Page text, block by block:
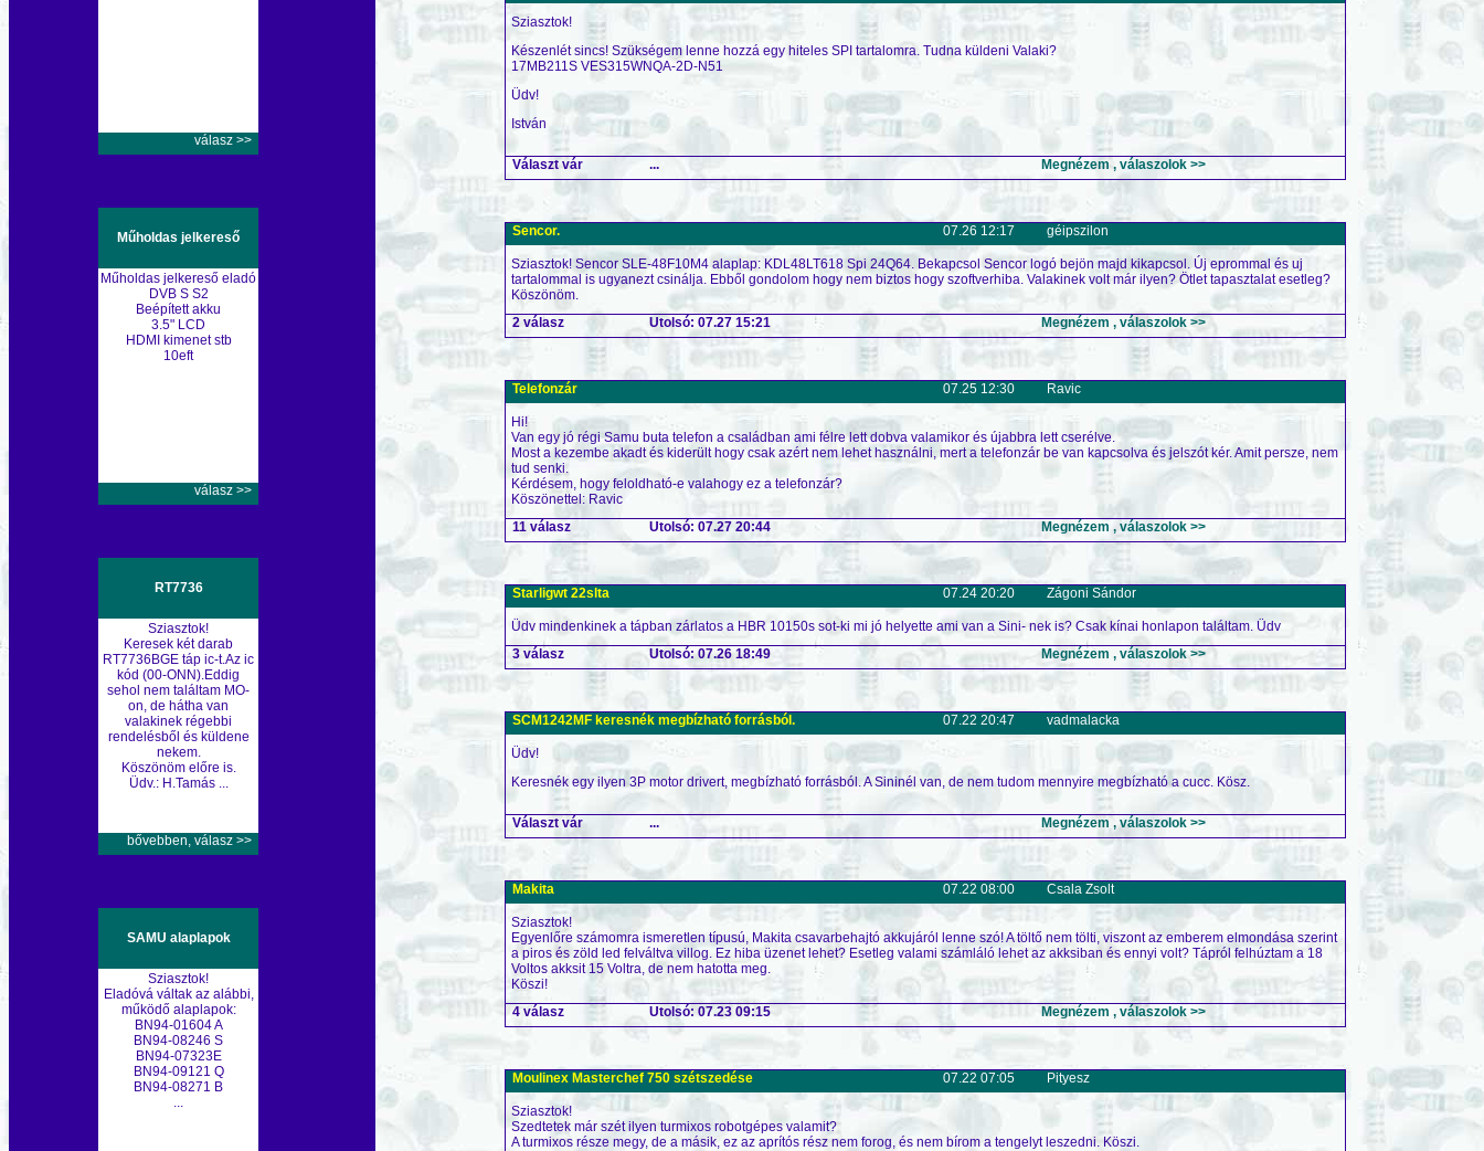
válasz >>
Műholdas jelkereső
Műholdas jelkereső eladó
DVB S S2
Beépített akku
3.5" LCD
HDMI kimenet stb
10eft
válasz >>
RT7736
Sziasztok!
Keresek két darab
RT7736BGE táp ic-t.Az ic
kód (00-ONN).Eddig
sehol nem találtam MO-
on, de hátha van
valakinek régebbi
rendelésből és küldene
nekem.
Köszönöm előre is.
Üdv.: H.Tamás ...
bővebben, válasz >>
SAMU alaplapok
Sziasztok!
Eladóvá váltak az alábbi,
működő alaplapok:
BN94-01604 A
BN94-08246 S
BN94-07323E
BN94-09121 Q
BN94-08271 B
...
Sziasztok!
Készenlét sincs! Szükségem lenne hozzá egy hiteles SPI tartalomra. Tudna küldeni Valaki?
17MB211S VES315WNQA-2D-N51
Üdv!
István
Választ vár ... Megnézem , válaszolok >>
Sencor. 07.26 12:17 géipszilon
Sziasztok! Sencor SLE-48F10M4 alaplap: KDL48LT618 Spi 24Q64. Bekapcsol Sencor logó bejön majd kikapcsol. Új eprommal és uj
tartalommal is ugyanezt csinálja. Ebből gondolom hogy nem biztos hogy szoftverhiba. Valakinek volt már ilyen? Ötlet tapasztalat esetleg?
Köszönöm.
2 válasz
Utolsó: 07.27 15:21 Megnézem , válaszolok >>
Telefonzár 07.25 12:30 Ravic
Hi!
Van egy jó régi Samu buta telefon a családban ami félre lett dobva valamikor és újabbra lett cserélve.
Most a kezembe akadt és kiderült hogy csak azért nem lehet használni, mert a telefonzár be van kapcsolva és jelszót kér. Amit persze, nem
tud senki.
Kérdésem, hogy feloldható-e valahogy ez a telefonzár?
Köszönettel: Ravic
11 válasz
Utolsó: 07.27 20:44 Megnézem , válaszolok >>
Starligwt 22slta 07.24 20:20 Zágoni Sándor
Üdv mindenkinek a tápban zárlatos a HBR 10150s sot-ki mi jó helyette ami van a Sini- nek is? Csak kínai honlapon találtam. Üdv
3 válasz
Utolsó: 07.26 18:49 Megnézem , válaszolok >>
SCM1242MF keresnék megbízható forrásból. 07.22 20:47 vadmalacka
Üdv!
Keresnék egy ilyen 3P motor drivert, megbízható forrásból. A Sininél van, de nem tudom mennyire megbízható a cucc. Kösz.
Választ vár ... Megnézem , válaszolok >>
Makita 07.22 08:00 Csala Zsolt
Sziasztok!
Egyenlőre számomra ismeretlen típusú, Makita csavarbehajtó akkujáról lenne szó! A töltő nem tölti, viszont az emberem elmondása szerint
a piros és zöld led felváltva villog. Ez hiba üzenet lehet? Esetleg valami számláló lehet az akksiban és ennyi volt? Tápról felhúztam a 18
Voltos akksit 15 Voltra, de nem hatotta meg.
Köszi!
4 válasz
Utolsó: 07.23 09:15 Megnézem , válaszolok >>
Moulinex Masterchef 750 szétszedése 07.22 07:05 Pityesz
Sziasztok!
Szedtetek már szét ilyen turmixos robotgépes valamit?
A turmixos része megy, de a másik, ez az aprítós rész nem forog, és nem bírom a tengelyt leszedni. Köszi.